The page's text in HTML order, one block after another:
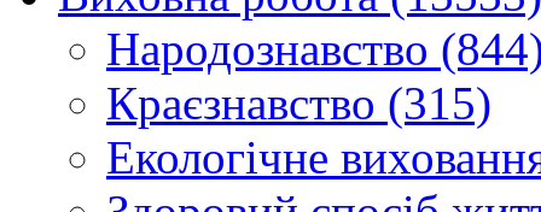
Народознавство
Краєзнавство (315)
Екологічне